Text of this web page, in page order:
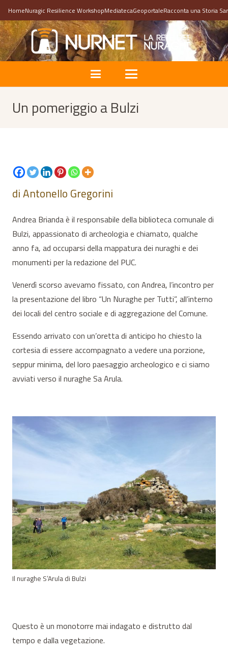
HomeNuragic Resilience WorkshopMediatecaGeoportaleRacconta una Storia
Un pomeriggio a Bulzi
di Antonello Gregorini
Andrea Brianda è il responsabile della biblioteca comunale di
Bulzi, appassionato di archeologia e chiamato, qualche
anno fa, ad occuparsi della mappatura dei nuraghi e dei
monumenti per la redazione del PUC.
Venerdì scorso avevamo fissato, con Andrea, l’incontro per
la presentazione del libro “Un Nuraghe per Tutti”, all’interno
dei locali del centro sociale e di aggregazione del Comune.
Essendo arrivato con un’oretta di anticipo ho chiesto la
cortesia di essere accompagnato a vedere una porzione,
seppur minima, del loro paesaggio archeologico e ci siamo
avviati verso il nuraghe Sa Arula.
Il nuraghe S’Arula di Bulzi
Questo è un monotorre mai indagato e distrutto dal
tempo e dalla vegetazione.